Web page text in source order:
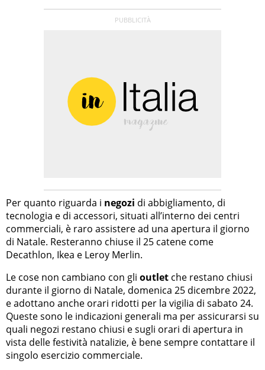
Per quanto riguarda i negozi di abbigliamento, di
tecnologia e di accessori, situati all’interno dei centri
commerciali, è raro assistere ad una apertura il giorno
di Natale. Resteranno chiuse il 25 catene come
Decathlon, Ikea e Leroy Merlin.
Le cose non cambiano con gli outlet che restano chiusi
durante il giorno di Natale, domenica 25 dicembre 2022,
e adottano anche orari ridotti per la vigilia di sabato 24.
Queste sono le indicazioni generali ma per assicurarsi su
quali negozi restano chiusi e sugli orari di apertura in
vista delle festività natalizie, è bene sempre contattare il
singolo esercizio commerciale.